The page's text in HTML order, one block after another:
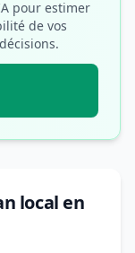
pour estimer
de vos
local en